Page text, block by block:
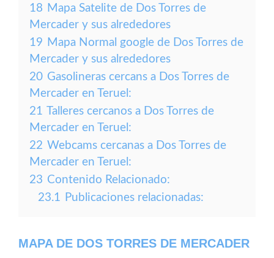
18 Mapa Satelite de Dos Torres de
Mercader y sus alrededores
19 Mapa Normal google de Dos Torres de
Mercader y sus alrededores
20 Gasolineras cercans a Dos Torres de
Mercader en Teruel:
21 Talleres cercanos a Dos Torres de
Mercader en Teruel:
22 Webcams cercanas a Dos Torres de
Mercader en Teruel:
23 Contenido Relacionado:
23.1 Publicaciones relacionadas:
MAPA DE DOS TORRES DE MERCADER